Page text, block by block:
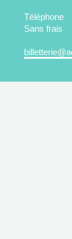
Téléphone
Sans frais